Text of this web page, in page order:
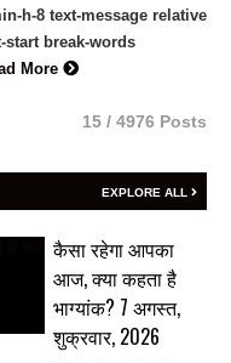
h-8 text-message relative
break-words
More
15 / 4976 Posts
EXPLORE ALL
कैसा रहेगा आपका
आज, क्या कहता है
भाग्यांक? 7 अगस्त,
शुक्रवार, 2026